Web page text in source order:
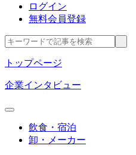
ログイン
無料会員登録
トップページ
企業インタビュー
飲食・宿泊
卸・メーカー